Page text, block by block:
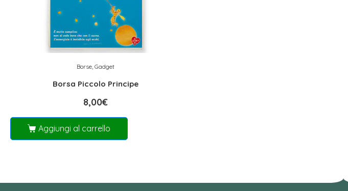
Borse, Gadget
Borsa Piccolo Principe
8,00€
Aggiungi al carrello